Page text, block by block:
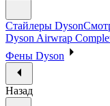
Стайлеры Dyson
Dyson Airwrap
Фены Dyson
Назад